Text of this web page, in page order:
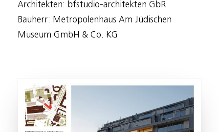
Über den BDA PREIS BERLIN
Kontakt
Architekten: bfstudio-architekten GbR
Bauherr: Metropolenhaus Am Jüdischen
Museum GmbH & Co. KG